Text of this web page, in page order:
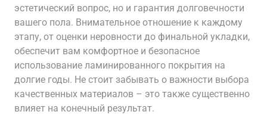
эстетический вопрос, но и гарантия долговечности
вашего пола. Внимательное отношение к каждому
этапу, от оценки неровности до финальной укладки,
обеспечит вам комфортное и безопасное
использование ламинированного покрытия на
долгие годы. Не стоит забывать о важности выбора
качественных материалов – это также существенно
влияет на конечный результат.